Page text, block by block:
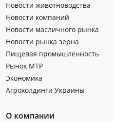
Новости животноводства
Новости компаний
Новости масличного рынка
Новости рынка зерна
Пищевая промышленность
Рынок МТР
Экономика
Агрохолдинги Украины
О компании